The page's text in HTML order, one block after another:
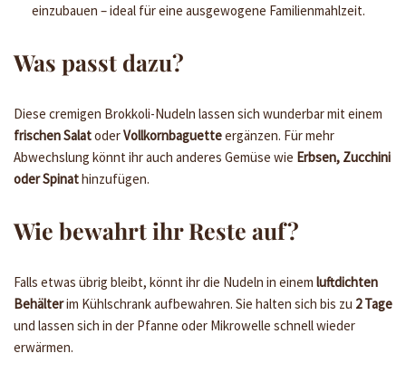
einzubauen – ideal für eine ausgewogene Familienmahlzeit.
Was passt dazu?
Diese cremigen Brokkoli-Nudeln lassen sich wunderbar mit einem
frischen SalatoderVollkornbaguetteergänzen. Für mehr
Abwechslung könnt ihr auch anderes Gemüse wie Erbsen, Zucchini
oder Spinathinzufügen.
Wie bewahrt ihr Reste auf?
Falls etwas übrig bleibt, könnt ihr die Nudeln in einem luftdichten
Behälterim Kühlschrank aufbewahren. Sie halten sich bis zu 2 Tage
und lassen sich in der Pfanne oder Mikrowelle schnell wieder
erwärmen.